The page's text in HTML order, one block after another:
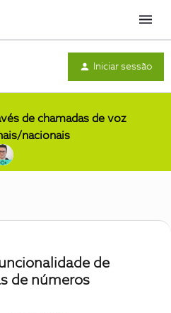
Menu
Iniciar sessão
de chamadas de voz
nacionais
de
de números